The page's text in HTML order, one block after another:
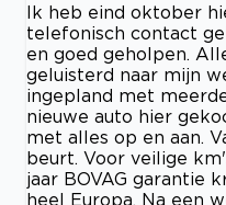
Ik heb eind oktober
telefonisch contact
en goed geholpen.
geluisterd naar mijn
ingepland met
nieuwe auto hier
met alles op en aan.
beurt. Voor veilige
jaar BOVAG garantie
heel Europa. Na een